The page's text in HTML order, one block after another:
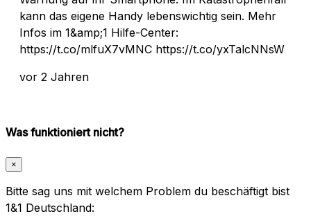
kann das eigene Handy lebenswichtig sein. Mehr
Infos im 1&amp;1 Hilfe-Center:
https://t.co/mlfuX7vMNC https://t.co/yxTalcNNsW
vor 2 Jahren
Was funktioniert nicht?
×
Bitte sag uns mit welchem Problem du beschäftigt bist
1&1 Deutschland: